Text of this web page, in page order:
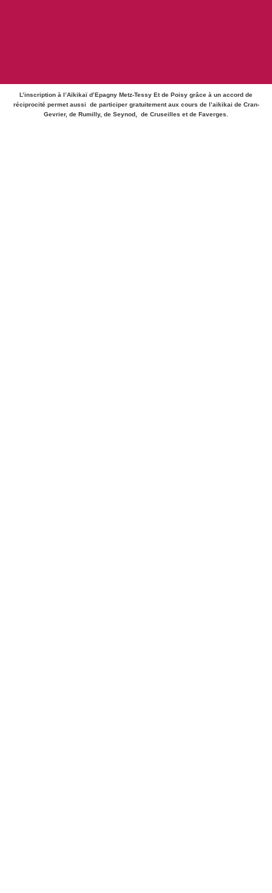
L’inscription à l’Aïkikaï d’Epagny Metz-Tessy Et de Poisy grâce à un accord de
réciprocité permet aussi de participer gratuitement aux cours de l’aikikai de Cran-
Gevrier, de Rumilly, de Seynod, de Cruseilles et de Faverges.